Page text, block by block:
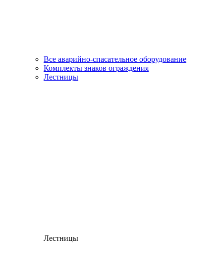
Все аварийно-спасательное оборудование
Комплекты знаков ограждения
Лестницы
Лестницы